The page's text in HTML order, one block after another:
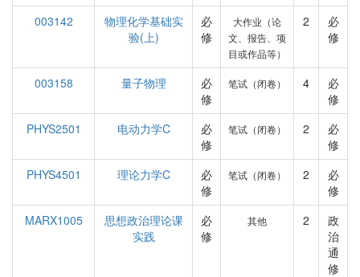
003142
物理化学基础实
验(上)
必
修
大作业（论
文、报告、项
目或作品等）
2
必
修
003158 量子物理
必
修
笔试（闭卷） 4
必
修
PHYS2501
电动力学C
必
修
笔试（闭卷） 2
必
修
PHYS4501
理论力学C
必
修
笔试（闭卷） 2
必
修
MARX1005
思想政治理论课
实践
必
修
其他 2
政
治
通
修